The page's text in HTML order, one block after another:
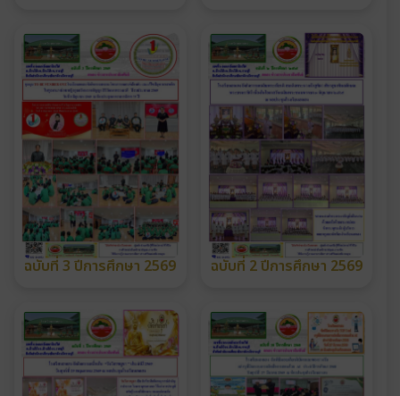
ฉบับที่ 3 ปีการศึกษา 2569 ฉบับที่ 2 ปีการศึกษา 2569